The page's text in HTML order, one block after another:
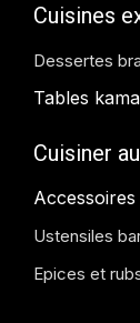
Cuisines
Dessertes
Tables
Cuisiner
Ustensiles
Epices et